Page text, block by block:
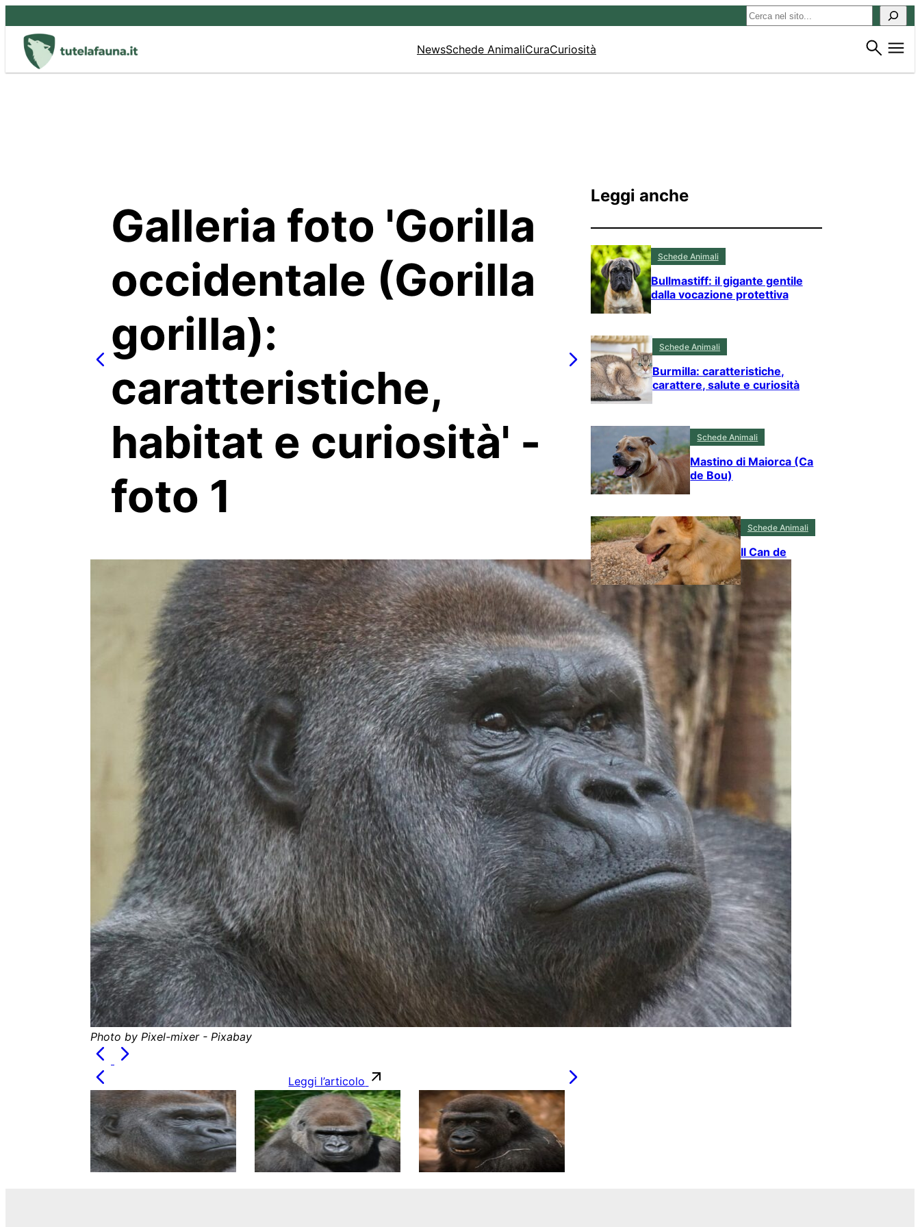
al
contenuto
Cerca
NewsSchede AnimaliCuraCuriosità
Galleria foto 'Gorilla
occidentale (Gorilla
gorilla):
caratteristiche,
habitat e curiosità' -
foto 1
Photo by Pixel-mixer - Pixabay
Leggi l’articolo
Leggi anche
Schede Animali
Bullmastiff: il gigante gentile
dalla vocazione protettiva
Schede Animali
Burmilla: caratteristiche,
carattere, salute e curiosità
Schede Animali
Mastino di Maiorca (Ca
de Bou)
Schede Animali
Il Can de
Palleiro